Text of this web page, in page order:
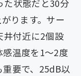
た状態だと30分
ります。サー
井付近に2個設
温度を1〜2度
要で、25dB以